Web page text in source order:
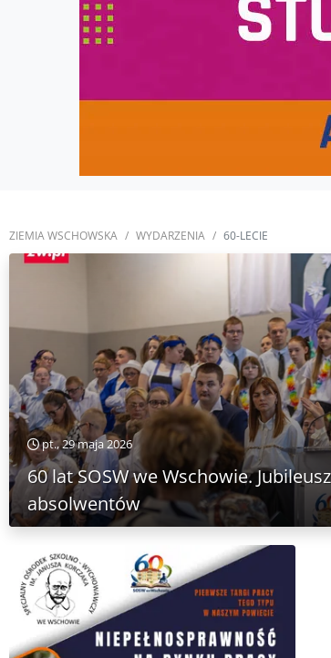
ZIEMIA WSCHOWSKA WYDARZENIA 60-LECIE
pt., 29 maja 2026
60 lat SOSW we Wschowie.
absolwentów